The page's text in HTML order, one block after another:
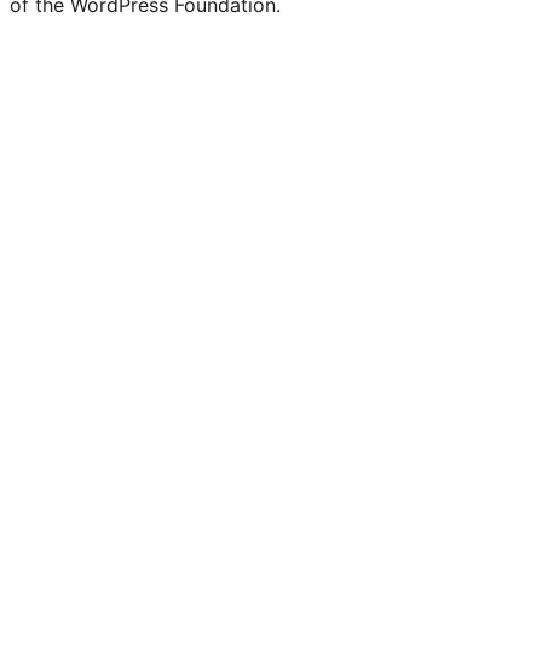
of the WordPress Foundation.